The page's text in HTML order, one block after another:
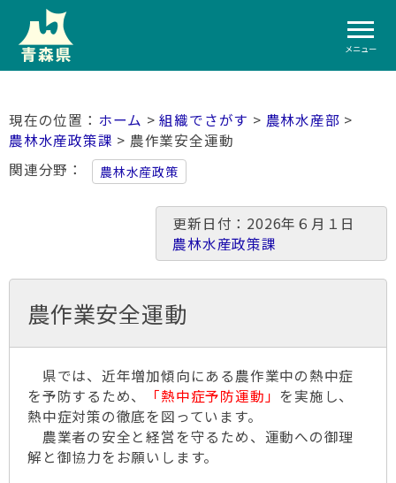
メニュー
ホーム >組織でさがす > 農林水産部 >
農林水産政策課 > 農作業安全運動
関連分野
農林水産政策
更新日付：2026年６月１日
農林水産政策課
農作業安全運動
県では、近年増加傾向にある農作業中の熱中症
を予防するため、
「熱中症予防運動」 を実施し、
熱中症対策の徹底を図っています。
農業者の安全と経営を守るため、運動への御理
解と御協力をお願いします。